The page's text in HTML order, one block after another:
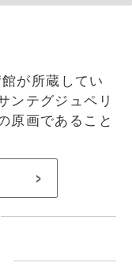
が所蔵してい
ンテグジュペリ
原画であること
>